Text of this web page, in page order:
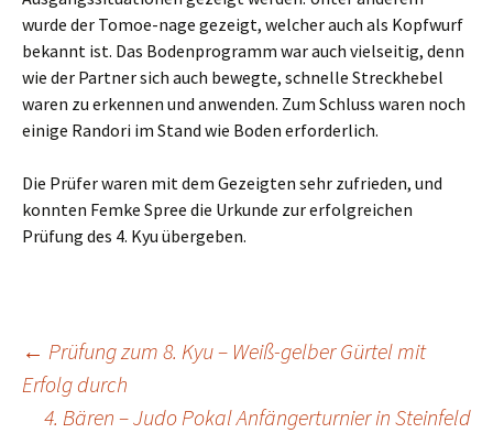
wurde der Tomoe-nage gezeigt, welcher auch als Kopfwurf
bekannt ist. Das Bodenprogramm war auch vielseitig, denn
wie der Partner sich auch bewegte, schnelle Streckhebel
waren zu erkennen und anwenden. Zum Schluss waren noch
einige Randori im Stand wie Boden erforderlich.
Die Prüfer waren mit dem Gezeigten sehr zufrieden, und
konnten Femke Spree die Urkunde zur erfolgreichen
Prüfung des 4. Kyu übergeben.
Beitragsnavigation
← Prüfung zum 8. Kyu – Weiß-gelber Gürtel mit
Erfolg durch
4. Bären – Judo Pokal Anfängerturnier in Steinfeld